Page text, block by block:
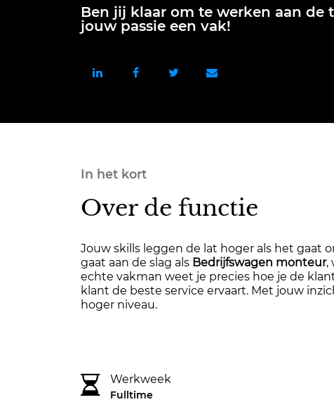
Ben jij klaar om te werken aan
jouw passie een vak!
In het kort
Over de functie
Jouw skills leggen de lat hoger als het gaat
gaat aan de slag als Bedrijfswagen monteur,
echte vakman weet je precies hoe je de
klant de beste service ervaart. Met jouw
hoger niveau.
Werkweek
Fulltime